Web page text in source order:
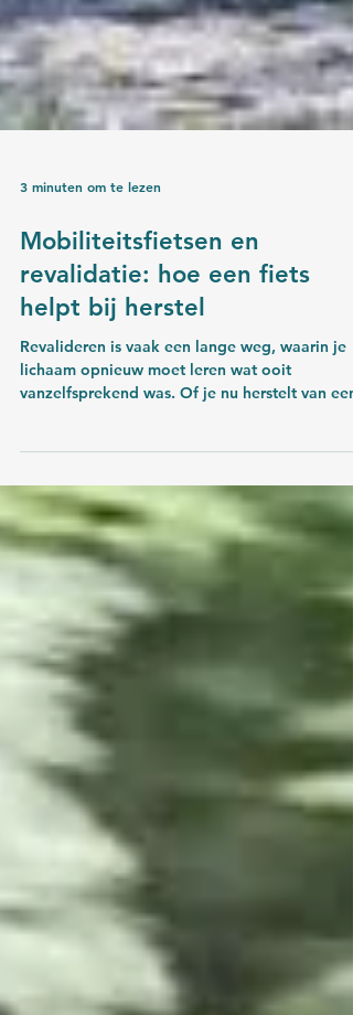
3 minuten om te lezen
Mobiliteitsfietsen en
revalidatie: hoe een fiets
helpt bij herstel
Revalideren is vaak een lange weg, waarin je
periode van verminderde mobiliteit: bewegen
essentieel. Maar bewegen moet wél veilig,
gecontroleerd en haalbaar zijn. Precies daar
komt de mobiliteitsfiets in beeld. Het is niet
zomaar een fiets, maar een hulpmiddel dat
mensen helpt om stap voor stap hun kracht,
vertrouwen en zelfstandigheid terug te winn